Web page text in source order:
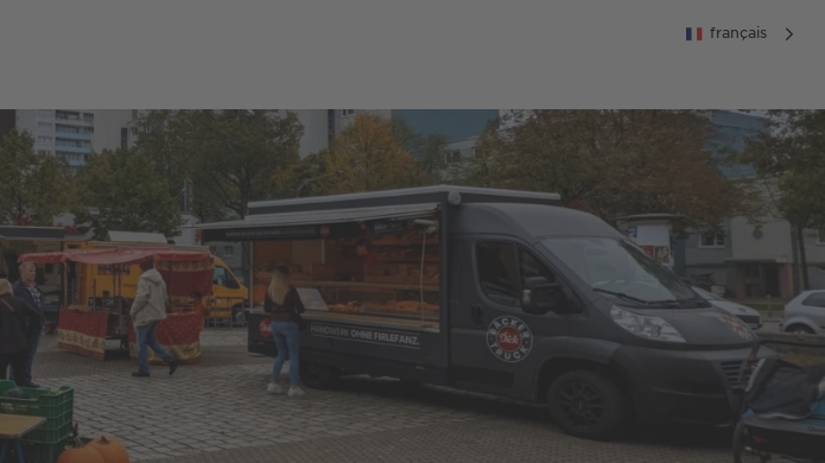
français